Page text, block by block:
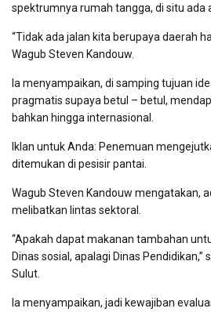
spektrumnya rumah tangga, di situ ada
“Tidak ada jalan kita berupaya daerah
Wagub Steven Kandouw.
Ia menyampaikan, di samping tujuan
pragmatis supaya betul – betul,
bahkan hingga internasional.
Iklan untuk Anda: Penemuan
ditemukan di pesisir pantai.
Wagub Steven Kandouw mengatakan,
melibatkan lintas sektoral.
“Apakah dapat makanan tambahan
Dinas sosial, apalagi Dinas Pendidikan,”
Sulut.
Ia menyampaikan, jadi kewajiban